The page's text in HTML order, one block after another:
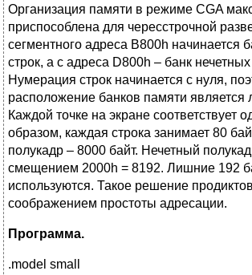
Организация памяти в режиме CGA
приспособлена для чересстрочной
сегментного адреса B800h начинается
строк, а с адреса D800h – банк нечетных
Нумерация строк начинается с нуля,
расположение банков памяти является
Каждой точке на экране соответствует
образом, каждая строка занимает 80
полукадр – 8000 байт. Нечетный
смещением 2000h = 8192. Лишние 192
используются. Такое решение
соображением простоты адресации.
Программа.
.model small